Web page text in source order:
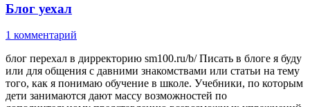
Блог уехал
1 комментарий
блог перехал в дирректорию sm100.ru/b/ Писать в блоге я буду
или для общения с давними знакомствами или статьи на тему
того, как я понимаю обучение в школе. Учебники, по которым
дети занимаются дают массу возможностей по